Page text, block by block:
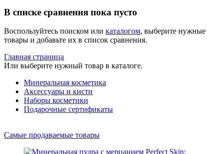
В списке сравнения пока пусто
Воспользуйтесь поиском или каталогом, выберите нужные
товары и добавьте их в список сравнения.
Главная страница
Или выберите нужный товар в каталоге.
Минеральная косметика
Аксессуары и кисти
Наборы косметики
Подарочные сертификаты
Самые продаваемые товары